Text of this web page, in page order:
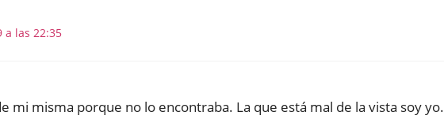
a las 22:35
mi misma porque no lo encontraba. La que está mal de la vista soy yo.